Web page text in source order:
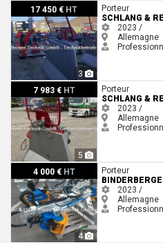
17 450 € HT
3
Schlang & Reichart DW 711 Aktion
Porteur
SCHLANG &
2023 /
Allemagne
7 983 € HT
5
Schlang & Reichart DW 51 Alpin
Porteur
SCHLANG &
2023 /
Allemagne
4 000 € HT
4
Binderberger RZ 1600 PLUSPorteur
2023 /
Allemagne